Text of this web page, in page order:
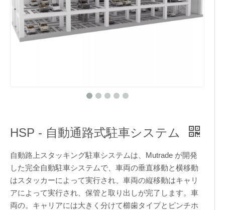
HSP - 自動通路式駐車システム
自動路上スタッキング駐車システムは、Mutrade が開発
した完全自動駐車システムで、車両の垂直移動と横移動
はスタッカーによって実行され、車両の縦移動はキャリ
アによって実行され、保管と取り出しが完了します。車
両の。キャリアには大きく分けて櫛歯タイプとピンチホ